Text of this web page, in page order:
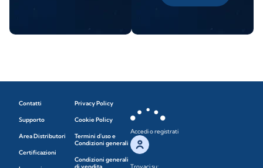
Contatti
Supporto
Area Distributori
Certificazioni
Privacy Policy
Cookie Policy
Termini d'uso e
Condizioni generali
Condizioni generali
Accedi o registrati